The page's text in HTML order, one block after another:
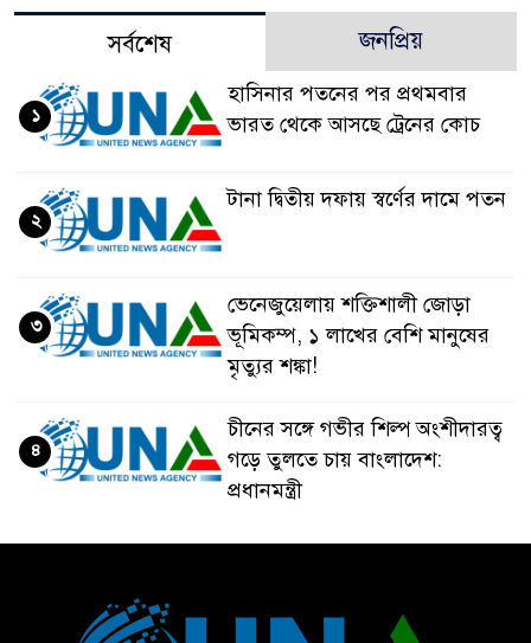
সর্বশেষ জনপ্রিয়
হাসিনার পতনের পর প্রথমবার
ভারত থেকে আসছে ট্রেনের কোচ
১
টানা দ্বিতীয় দফায় স্বর্ণের দামে পতন
২
ভেনেজুয়েলায় শক্তিশালী জোড়া
ভূমিকম্প, ১ লাখের বেশি মানুষের
মৃত্যুর শঙ্কা!
৩
চীনের সঙ্গে গভীর শিল্প অংশীদারত্ব
গড়ে তুলতে চায় বাংলাদেশ:
প্রধানমন্ত্রী
৪